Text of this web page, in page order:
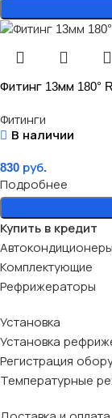
Фитинг 13мм 180°
Фитинги
В наличии
830 руб.
Подробнее
Купить в кредит
Автокондиционеры
Комплектующие
Рефрижераторы
Установка
Установка
Регистрация
Температурные